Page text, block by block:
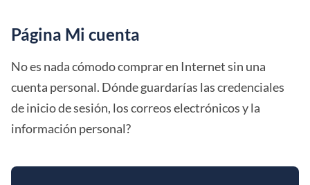
Página Mi cuenta
No es nada cómodo comprar en Internet sin una
cuenta personal. Dónde guardarías las credenciales
de inicio de sesión, los correos electrónicos y la
información personal?